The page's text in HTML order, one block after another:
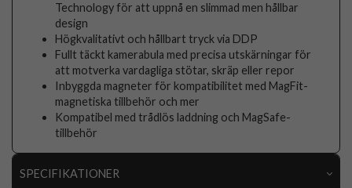
Technology för att uppnå en slimmad men hållbar
design
Högkvalitativt och hållbart tryck via DDP
Fullt täckt kamerabula med precisa utskärningar för
att motverka vardagliga stötar, skräp eller repor
Inbyggda magneter för kompatibilitet med MagFit-
magnetiska tillbehör och mer
Kompatibel med trådlös laddning och MagSafe-
tillbehör
SPECIFIKATIONER